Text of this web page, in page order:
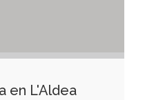
en L'Aldea